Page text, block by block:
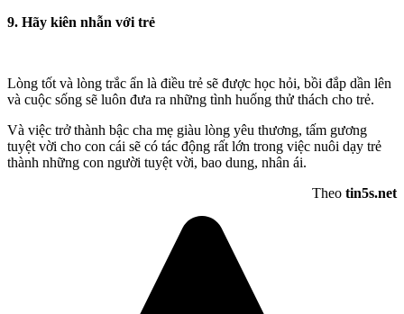
9. Hãy kiên nhẫn với trẻ
Lòng tốt và lòng trắc ẩn là điều trẻ sẽ được học hỏi, bồi đắp dần lên
và cuộc sống sẽ luôn đưa ra những tình huống thử thách cho trẻ.
Và việc trở thành bậc cha mẹ giàu lòng yêu thương, tấm gương
tuyệt vời cho con cái sẽ có tác động rất lớn trong việc nuôi dạy trẻ
thành những con người tuyệt vời, bao dung, nhân ái.
Theo tin5s.net